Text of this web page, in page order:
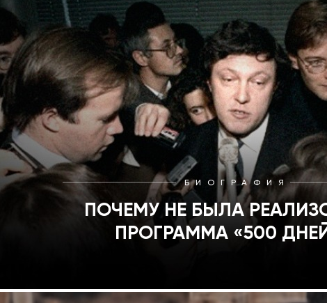
БИОГРАФИЯ
ПОЧЕМУ НЕ БЫЛА
ПРОГРАММА «500